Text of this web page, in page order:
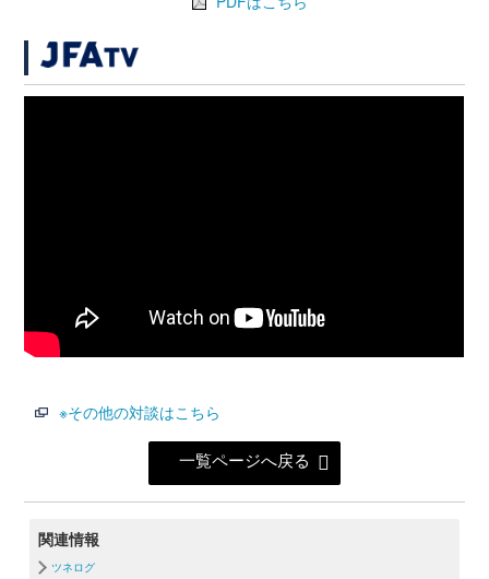
※その他の対談はこちら
一覧ページへ戻る
関連情報
ツネログ